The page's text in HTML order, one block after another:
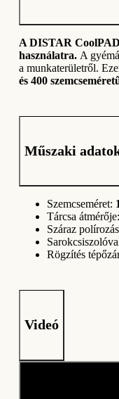
A DISTAR
használatra. A
a munkaterületről.
és 400
Műszaki
Szemcseméret:
Tárcsa átmérője:
Száraz polírozás
Rögzítés
Videó